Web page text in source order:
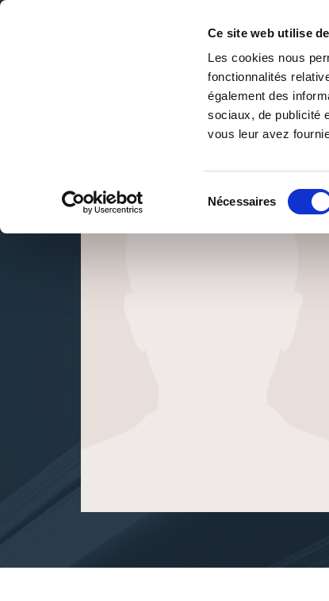
Ce site web utilise
Les cookies nous
fonctionnalités
également des
sociaux, de publicité
vous leur avez
Nécessaires
DE LA PAGE BLANCHE... AU BEST SELLER